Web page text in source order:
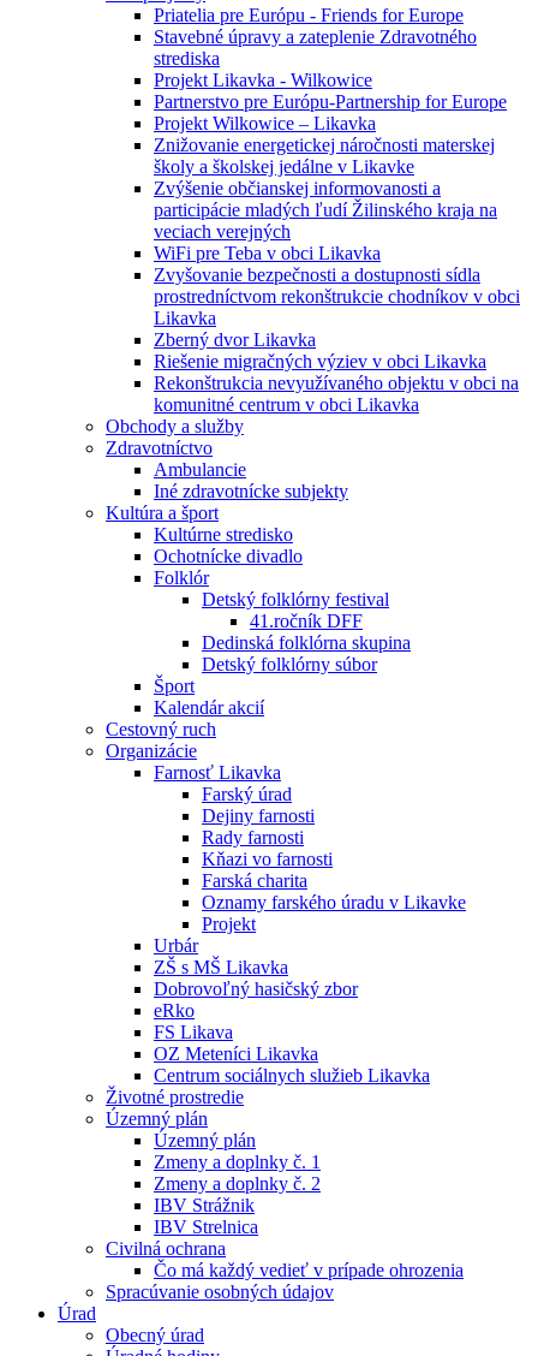
Priatelia pre Európu - Friends for Europe
Stavebné úpravy a zateplenie Zdravotného
strediska
Projekt Likavka - Wilkowice
Partnerstvo pre Európu-Partnership for Europe
Projekt Wilkowice – Likavka
Znižovanie energetickej náročnosti materskej
školy a školskej jedálne v Likavke
Zvýšenie občianskej informovanosti a
participácie mladých ľudí Žilinského kraja na
veciach verejných
WiFi pre Teba v obci Likavka
Zvyšovanie bezpečnosti a dostupnosti sídla
prostredníctvom rekonštrukcie chodníkov v obci
Likavka
Zberný dvor Likavka
Riešenie migračných výziev v obci Likavka
Rekonštrukcia nevyužívaného objektu v obci na
komunitné centrum v obci Likavka
Obchody a služby
Zdravotníctvo
Ambulancie
Iné zdravotnícke subjekty
Kultúra a šport
Kultúrne stredisko
Ochotnícke divadlo
Folklór
Detský folklórny festival
41.ročník DFF
Dedinská folklórna skupina
Detský folklórny súbor
Šport
Kalendár akcií
Cestovný ruch
Organizácie
Farnosť Likavka
Farský úrad
Dejiny farnosti
Rady farnosti
Kňazi vo farnosti
Farská charita
Oznamy farského úradu v Likavke
Projekt
Urbár
ZŠ s MŠ Likavka
Dobrovoľný hasičský zbor
eRko
FS Likava
OZ Meteníci Likavka
Centrum sociálnych služieb Likavka
Životné prostredie
Územný plán
Územný plán
Zmeny a doplnky č. 1
Zmeny a doplnky č. 2
IBV Strážnik
IBV Strelnica
Civilná ochrana
Čo má každý vedieť v prípade ohrozenia
Spracúvanie osobných údajov
Úrad
Obecný úrad